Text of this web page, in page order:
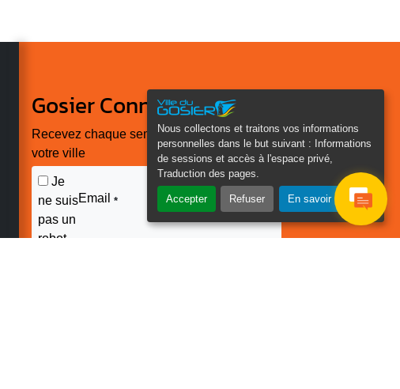
Nous collectons et traitons vos informations
personnelles dans le but suivant :
Informations
de sessions et accès à l'espace privé,
Traduction des pages
Accepter Refuser En savoir plus
Gosier Connecté
Recevez chaque semaine l'actualité de
votre ville
Je
ne suis
pas un
robot
Email *